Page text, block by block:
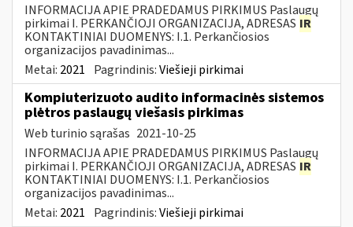
INFORMACIJA APIE PRADEDAMUS PIRKIMUS Paslaugų
pirkimai I. PERKANČIOJI ORGANIZACIJA, ADRESAS IR
KONTAKTINIAI DUOMENYS: I.1. Perkančiosios
organizacijos pavadinimas...
Metai: 2021 Pagrindinis:Viešieji pirkimai
Kompiuterizuoto audito informacinės sistemos
plėtros paslaugų viešasis pirkimas
Web turinio sąrašas 2021-10-25
INFORMACIJA APIE PRADEDAMUS PIRKIMUS Paslaugų
pirkimai I. PERKANČIOJI ORGANIZACIJA, ADRESAS IR
KONTAKTINIAI DUOMENYS: I.1. Perkančiosios
organizacijos pavadinimas...
Metai: 2021 Pagrindinis:Viešieji pirkimai